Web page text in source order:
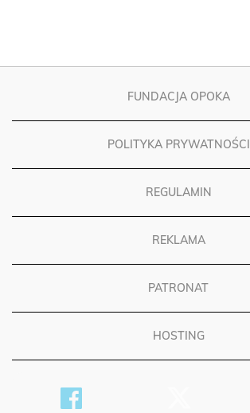
FUNDACJA OPOKA
POLITYKA PRYWATNOŚCI
REGULAMIN
REKLAMA
PATRONAT
HOSTING